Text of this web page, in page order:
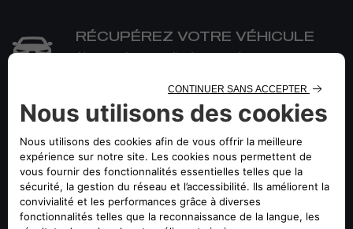
RÉCUPÉREZ VOTRE VÉHICULE
Si vous changez d'avis, vous êtes
de retourner le véhicule dans les 14 jours
suivant la livraison.
CONFIGUREZ ET COMMANDEZ